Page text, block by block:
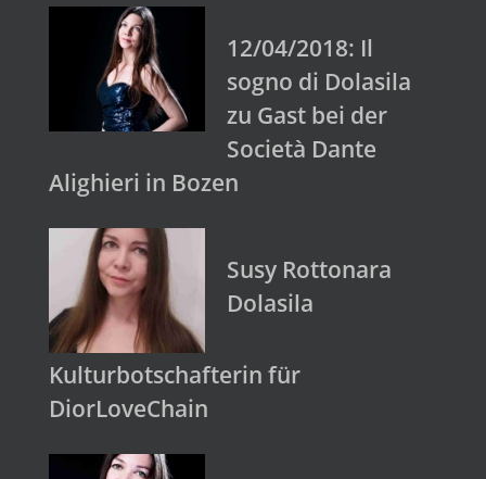
12/04/2018: Il
sogno di Dolasila
zu Gast bei der
Società Dante
Alighieri in Bozen
Susy Rottonara
Dolasila
Kulturbotschafterin für
DiorLoveChain